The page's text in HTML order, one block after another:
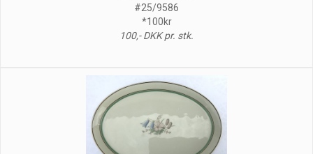
#25/9586
*100kr
100,- DKK pr. stk.